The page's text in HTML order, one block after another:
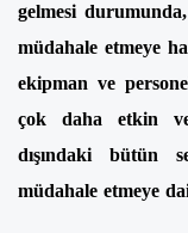
gelmesi
müdahale etmeye
ekipman ve
çok daha etkin
dışındaki bütün
müdahale etmeye